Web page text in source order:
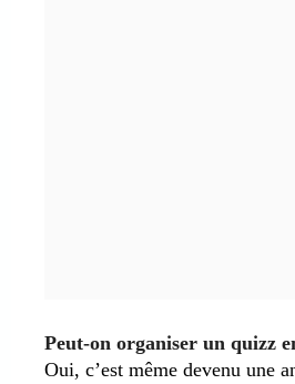
Peut-on organiser un quizz
Oui, c’est même devenu une